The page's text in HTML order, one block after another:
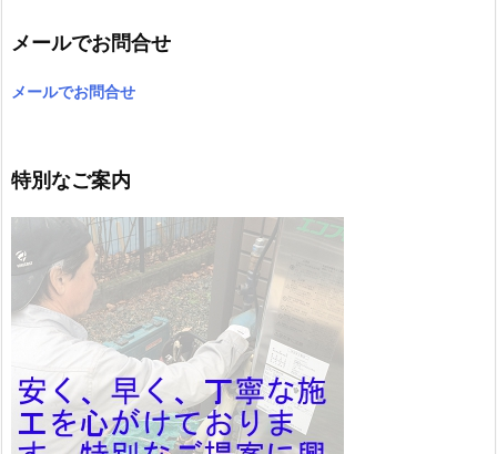
メールでお問合せ
メールでお問合せ
特別なご案内